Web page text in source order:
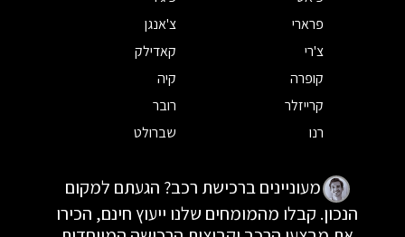
פרארי
צ'אנגן
צ'רי
קאדילק
קופרה
קיה
קרייזלר
רובר
רנו
שברולט
מעוניינים ברכישת רכב? הגעתם למקום
הנכון. קבלו מהמומחים שלנו ייעוץ חינם, הכירו